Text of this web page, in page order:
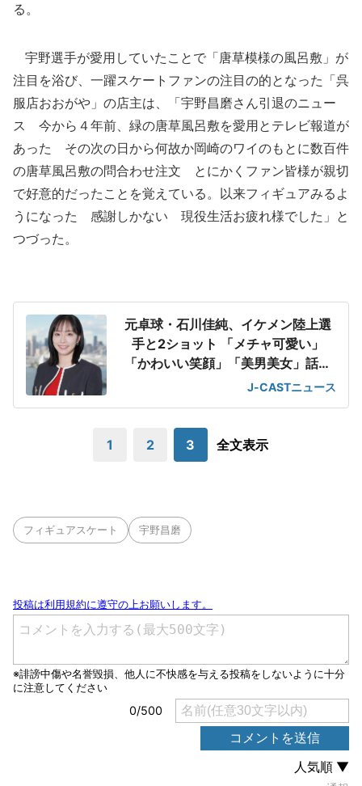
る。
宇野選手が愛用していたことで「唐草模様の風呂敷」が
注目を浴び、一躍スケートファンの注目の的となった「呉
服店おおがや」の店主は、「宇野昌磨さん引退のニュー
ス 今から４年前、緑の唐草風呂敷を愛用とテレビ報道が
あった その次の日から何故か岡崎のワイのもとに数百件
の唐草風呂敷の問合わせ注文 とにかくファン皆様が親切
で好意的だったことを覚えている。以来フィギュアみるよ
うになった 感謝しかない 現役生活お疲れ様でした」と
つづった。
元卓球・石川佳純、イケメン陸上選
手と2ショット 「メチャ可愛い」
「かわいい笑顔」「美男美女」話題
J-CASTニュース
1 2 3 全文表示
フィギュアスケート 宇野昌磨